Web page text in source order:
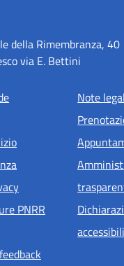
della Rimembranza, 40
via E. Bettini
di pagina
PNRR
Note